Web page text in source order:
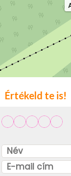
Értékeld te is!